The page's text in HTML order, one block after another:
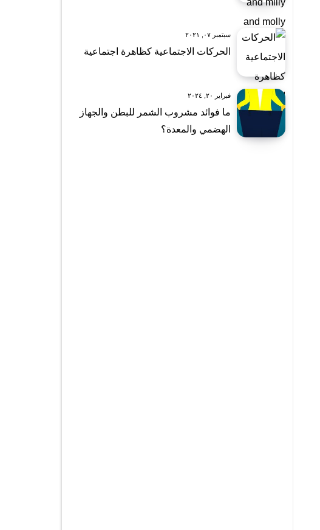
سبتمبر ٠٧, ٢٠٢١
الحركات الاجتماعية كظاهرة اجتماعية
فبراير ٢٠, ٢٠٢٤
ما فوائد مشروب الشمر للبطن والجهاز
الهضمي والمعدة؟